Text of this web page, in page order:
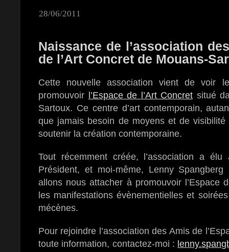
28/06/2011
Naissance de l’association
de l’Art Concret de Mouans-
Cette nouvelle association vient de voir
promouvoir l’Espace de l’Art Concret situé
Sartoux. Ce centre d’art contemporain,
que jamais besoin de moyens et de
soutenir la création contemporaine.
Tout récemment créée, l’association a élu
Président, et moi-même, Lenny
allons nous attacher à promouvoir l’Espace
les manifestations évènementielles et
mécènes.
Pour rejoindre l’association des Amis de
toute information, contactez-moi :